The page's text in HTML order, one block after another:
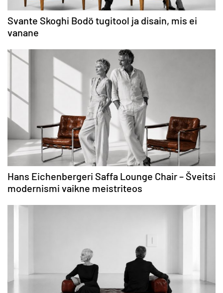
Svante Skoghi Bodö tugitool ja disain, mis ei
vanane
Hans Eichenbergeri Saffa Lounge Chair – Šveitsi
modernismi vaikne meistriteos